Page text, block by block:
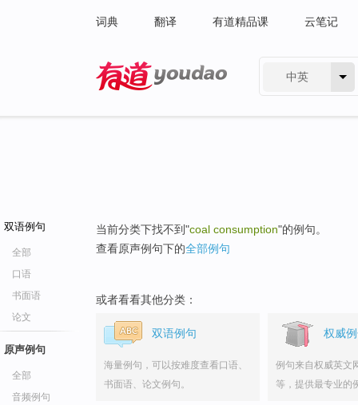
词典 翻译 有道精品课 云笔记
中英
双语例句
全部
口语
书面语
论文
原声例句
全部
音频例句
当前分类下找不到"coal consumption"的例句。
查看原声例句下的全部例句
或者看看其他分类：
双语例句
海量例句，可以按难度查看口语、
书面语、论文例句。
权威
例句来自权威英文
等，提供最专业的